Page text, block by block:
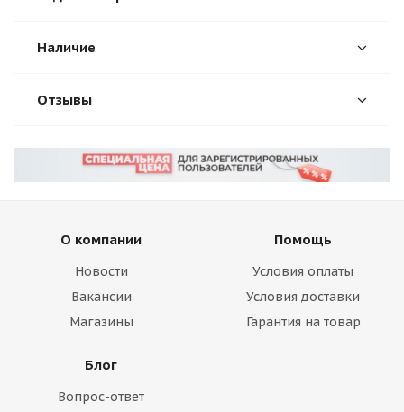
Наличие
Отзывы
О компании
Новости
Вакансии
Магазины
Помощь
Условия оплаты
Условия доставки
Гарантия на товар
Блог
Вопрос-ответ